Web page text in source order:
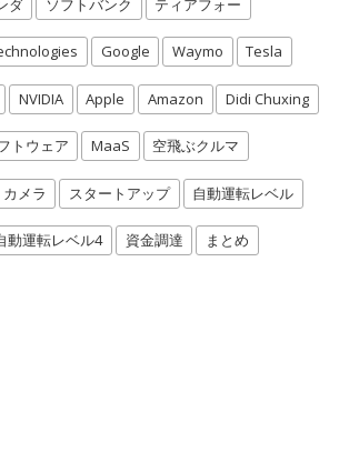
Google Waymo Tesla
NVIDIA Apple Amazon Didi Chuxing
トウェア MaaS 空飛ぶクルマ
カメラ スタートアップ 自動運転レベル
動運転レベル4 資金調達 まとめ